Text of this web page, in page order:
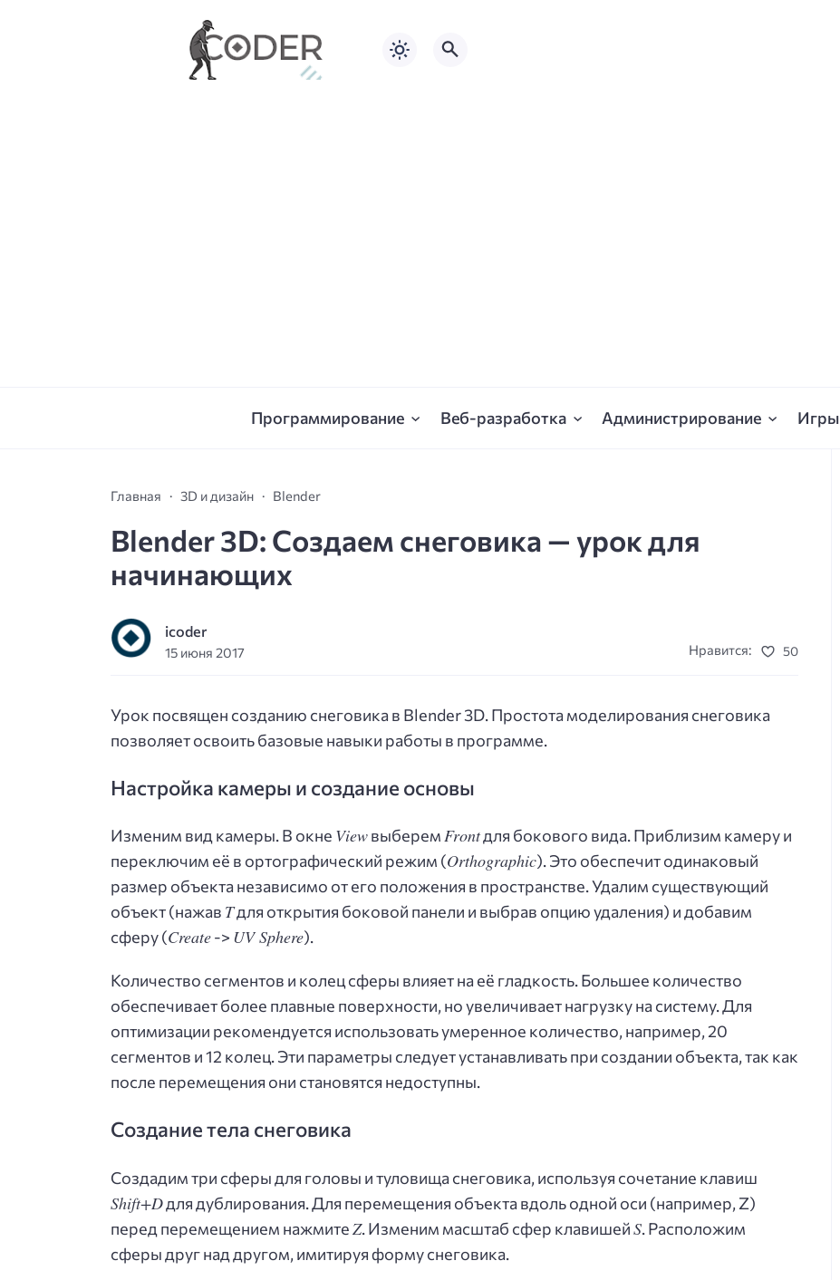
Программирование Веб-разработка Администрирование Игры
Главная 3D и дизайн Blender
Blender 3D: Создаем снеговика — урок для
начинающих
icoder
15 июня 2017 Нравится: 50
Урок посвящен созданию снеговика в Blender 3D. Простота моделирования снеговика
позволяет освоить базовые навыки работы в программе.
Настройка камеры и создание основы
Изменим вид камеры. В окне ViewвыберемFrontдля бокового вида. Приблизим камеру и
переключим её в ортографический режим (Orthographic). Это обеспечит одинаковый
размер объекта независимо от его положения в пространстве. Удалим существующий
объект (нажав Tдля открытия боковой панели и выбрав опцию удаления) и добавим
сферу (Create-> UV Sphere).
Количество сегментов и колец сферы влияет на её гладкость. Большее количество
обеспечивает более плавные поверхности, но увеличивает нагрузку на систему. Для
оптимизации рекомендуется использовать умеренное количество, например, 20
сегментов и 12 колец. Эти параметры следует устанавливать при создании объекта, так как
после перемещения они становятся недоступны.
Создание тела снеговика
Создадим три сферы для головы и туловища снеговика, используя сочетание клавиш
Shift+Dдля дублирования. Для перемещения объекта вдоль одной оси (например, Z)
перед перемещением нажмитеZ. Изменим масштаб сфер клавишейS. Расположим
сферы друг над другом, имитируя форму снеговика.